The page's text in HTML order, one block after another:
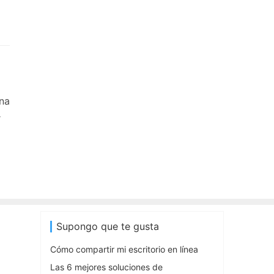
Supongo que te gusta
Cómo compartir mi escritorio en línea
Las 6 mejores soluciones de